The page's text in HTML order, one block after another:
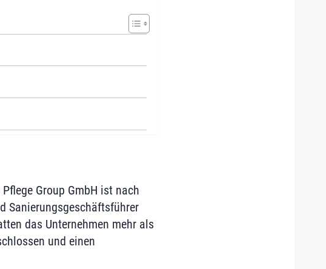
Group GmbH ist nach
Sanierungsgeschäftsführer
das Unternehmen mehr als
und einen